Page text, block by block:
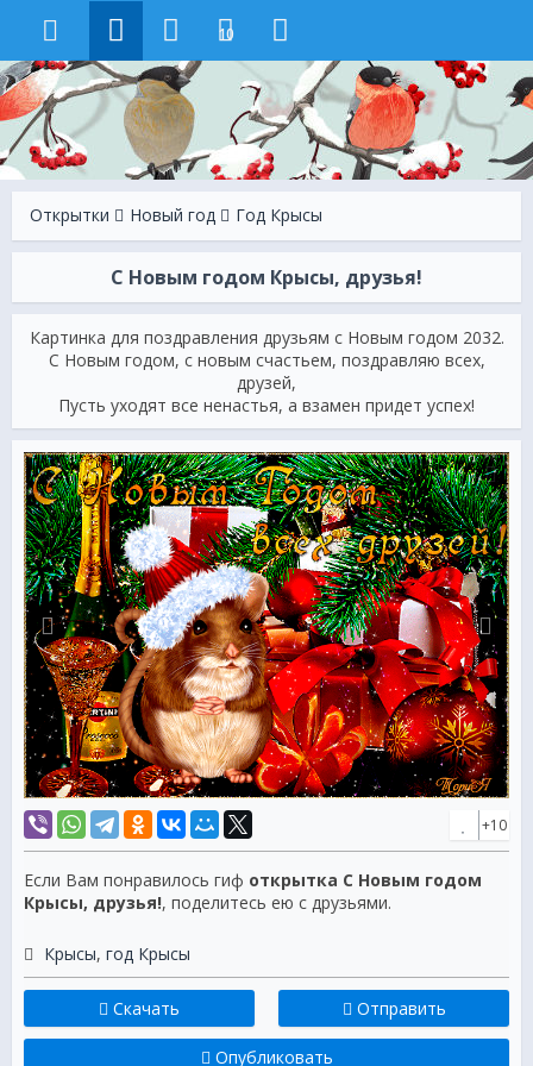
10
Открытки Новый год Год Крысы
С Новым годом Крысы, друзья!
Картинка для поздравления друзьям с Новым годом 2032.
С Новым годом, с новым счастьем, поздравляю всех,
друзей,
Пусть уходят все ненастья, а взамен придет успех!
+10
Если Вам понравилось гиф открытка С Новым годом
Крысы, друзья!, поделитесь ею с друзьями.
Крысы, год Крысы
Скачать Отправить
Опубликовать